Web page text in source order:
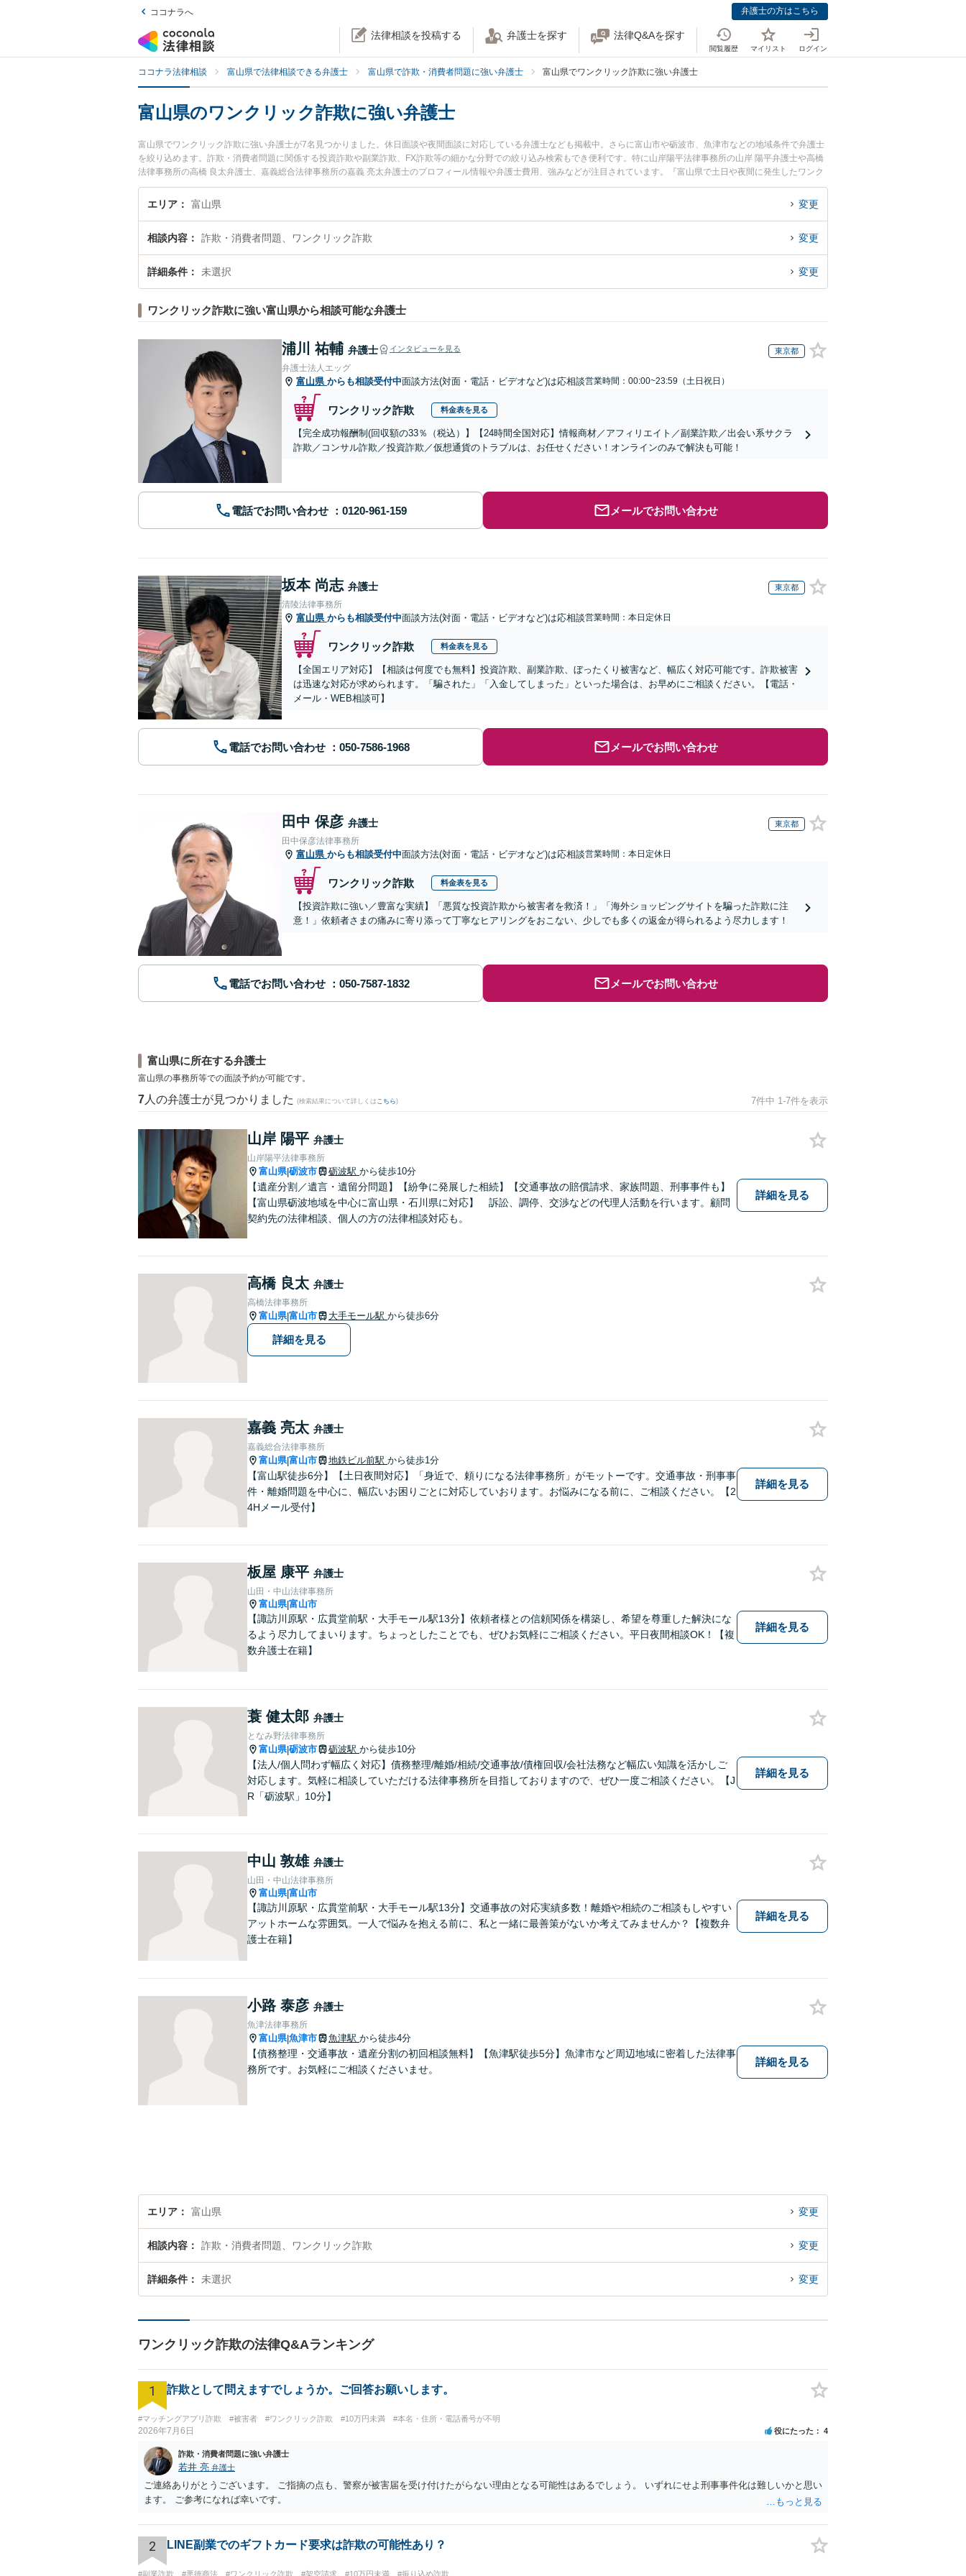
ココナラへ 弁護士の方はこちら
法律相談を投稿する 弁護士を探す 法律Q&Aを探す
閲覧履歴 マイリスト ログイン
ココナラ法律相談 富山県で法律相談できる弁護士 富山県で詐欺・消費者問題に強い弁護士 富山県でワンクリック詐欺に強い弁護士
富山県のワンクリック詐欺に強い弁護士
富山県でワンクリック詐欺に強い弁護士が7名見つかりました。休日面談や夜間面談に対応している弁護士なども掲載中。さらに富山市や砺波市、魚津市などの地域条件で弁護士
を絞り込めます。詐欺・消費者問題に関係する投資詐欺や副業詐欺、FX詐欺等の細かな分野での絞り込み検索もでき便利です。特に山岸陽平法律事務所の山岸 陽平弁護士や高橋
法律事務所の高橋 良太弁護士、嘉義総合法律事務所の嘉義 亮太弁護士のプロフィール情報や弁護士費用、強みなどが注目されています。『富山県で土日や夜間に発生したワンク
リック詐欺のトラブルを今すぐに弁護士に相談したい』『ワンクリック詐欺のトラブル解決の実績豊富な近くの弁護士を検索したい』『初回相談無料でワンクリック詐欺を法律相
談できる富山県内の弁護士に相談予約したい』などでお困りの相談者さんにおすすめです。
エリア 富山県 変更
相談内容 詐欺・消費者問題、ワンクリック詐欺 変更
詳細条件 未選択 変更
ワンクリック詐欺に強い富山県から相談可能な弁護士
浦川 祐輔 弁護士 インタビューを見る 東京都
弁護士法人エッグ
富山県 からも相談受付中面談方法(対面・電話・ビデオなど)は応相談営業時間：00:00~23:59（土日祝日）
ワンクリック詐欺 料金表を見る
【完全成功報酬制(回収額の33％（税込）】【24時間全国対応】情報商材／アフィリエイト／副業詐欺／出会い系サクラ
詐欺／コンサル詐欺／投資詐欺／仮想通貨のトラブルは、お任せください！オンラインのみで解決も可能！
電話でお問い合わせ メールでお問い合わせ
坂本 尚志 弁護士 東京都
清陵法律事務所
富山県 からも相談受付中面談方法(対面・電話・ビデオなど)は応相談営業時間：本日定休日
ワンクリック詐欺 料金表を見る
【全国エリア対応】【相談は何度でも無料】投資詐欺、副業詐欺、ぼったくり被害など、幅広く対応可能です。詐欺被害
は迅速な対応が求められます。「騙された」「入金してしまった」といった場合は、お早めにご相談ください。【電話・
メール・WEB相談可】
電話でお問い合わせ メールでお問い合わせ
田中 保彦 弁護士 東京都
田中保彦法律事務所
富山県 からも相談受付中面談方法(対面・電話・ビデオなど)は応相談営業時間：本日定休日
ワンクリック詐欺 料金表を見る
【投資詐欺に強い／豊富な実績】「悪質な投資詐欺から被害者を救済！」「海外ショッピングサイトを騙った詐欺に注
意！」依頼者さまの痛みに寄り添って丁寧なヒアリングをおこない、少しでも多くの返金が得られるよう尽力します！
電話でお問い合わせ メールでお問い合わせ
富山県に所在する弁護士
富山県の事務所等での面談予約が可能です。
7 人の弁護士が見つかりました (検索結果について詳しくは こちら) 7件中 1-7件を表示
山岸 陽平 弁護士
山岸陽平法律事務所
富山県|砺波市 砺波駅 から徒歩10分
【遺産分割／遺言・遺留分問題】【紛争に発展した相続】【交通事故の賠償請求、家族問題、刑事事件も】
【富山県砺波地域を中心に富山県・石川県に対応】 訴訟、調停、交渉などの代理人活動を行います。顧問
契約先の法律相談、個人の方の法律相談対応も。
詳細を見る
高橋 良太 弁護士
高橋法律事務所
富山県|富山市 大手モール駅 から徒歩6分
詳細を見る
嘉義 亮太 弁護士
嘉義総合法律事務所
富山県|富山市 地鉄ビル前駅 から徒歩1分
【富山駅徒歩6分】【土日夜間対応】「身近で、頼りになる法律事務所」がモットーです。交通事故・刑事事
件・離婚問題を中心に、幅広いお困りごとに対応していおります。お悩みになる前に、ご相談ください。【2
4Hメール受付】
詳細を見る
板屋 康平 弁護士
山田・中山法律事務所
富山県|富山市
【諏訪川原駅・広貫堂前駅・大手モール駅13分】依頼者様との信頼関係を構築し、希望を尊重した解決にな
るよう尽力してまいります。ちょっとしたことでも、ぜひお気軽にご相談ください。平日夜間相談OK！【複
数弁護士在籍】
詳細を見る
蓑 健太郎 弁護士
となみ野法律事務所
富山県|砺波市 砺波駅 から徒歩10分
【法人/個人問わず幅広く対応】債務整理/離婚/相続/交通事故/債権回収/会社法務など幅広い知識を活かしご
対応します。気軽に相談していただける法律事務所を目指しておりますので、ぜひ一度ご相談ください。【J
R「砺波駅」10分】
詳細を見る
中山 敦雄 弁護士
山田・中山法律事務所
富山県|富山市
【諏訪川原駅・広貫堂前駅・大手モール駅13分】交通事故の対応実績多数！離婚や相続のご相談もしやすい
アットホームな雰囲気。一人で悩みを抱える前に、私と一緒に最善策がないか考えてみませんか？【複数弁
護士在籍】
詳細を見る
小路 泰彦 弁護士
魚津法律事務所
富山県|魚津市 魚津駅 から徒歩4分
【債務整理・交通事故・遺産分割の初回相談無料】【魚津駅徒歩5分】魚津市など周辺地域に密着した法律事
務所です。お気軽にご相談くださいませ。
詳細を見る
エリア 富山県 変更
相談内容 詐欺・消費者問題、ワンクリック詐欺 変更
詳細条件 未選択 変更
ワンクリック詐欺の法律Q&Aランキング
1 詐欺として問えますでしょうか。ご回答お願いします。
#マッチングアプリ詐欺 #被害者 #ワンクリック詐欺 #10万円未満 #本名・住所・電話番号が不明
2026年7月6日 役にたった 4
詐欺・消費者問題に強い弁護士
若井 亮 弁護士
ご連絡ありがとうございます。 ご指摘の点も、警察が被害届を受け付けたがらない理由となる可能性はあるでしょう。 いずれにせよ刑事事件化は難しいかと思い
ます。 ご参考になれば幸いです。
2 LINE副業でのギフトカード要求は詐欺の可能性あり？
#副業詐欺 #悪徳商法 #ワンクリック詐欺 #架空請求 #10万円未満 #振り込め詐欺